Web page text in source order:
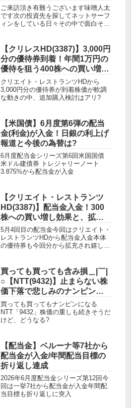
いたい地銀株
ご来訪頂き有難うございます味噌人太
です次の投資先を探してネットサーフ
ィンをしている日々その中で面白そう
銘柄はほくほくFG「8377」北陸・北
海道に基盤を置く地銀ですねこの銘...
【クリレスHD(3387)】3,000円
分の優待券到着！年間1万円の
優待を狙う400株への買い増し
戦略
クリエイト・レストランツHDから
3,000円分の優待券が到着株価が軟調
な動きの中、追加購入検討はアリ?
【米国債】6月度第6弾の配当
金(利金)が入金！日銀の利上げ
報道と今後の為替は?
6月度配当金シリーズ第6回米国国債
米ドル建債券 トレジャリーノート
3.875%から配当金が入金
【クリエイト・レストランツ
HD(3387)】配当金入金！300
株への買い増し効果と、拡充
された優待お食事券の魅力
5月4回目の配当金今回はクリエイト・
レストランツHDから配当金入金本体
の優待券も今回分から拡充され嬉しい
買っても買っても含み損＿|￣|
○【NTT(9432)】止まらない株
価下落で悲しみのナンピン買
い
買っても買ってもナンピンになる
NTT「9432」株価の重しも続きそうだ
けど、どうなる?
【配当金】ベルーナ等7社から
配当金が入金/年間配当目標の
折り返し達成
2026年6月度配当金シリーズ第12回今
回は一挙7社から配当金が入金年間配
当目標も折り返しに突入